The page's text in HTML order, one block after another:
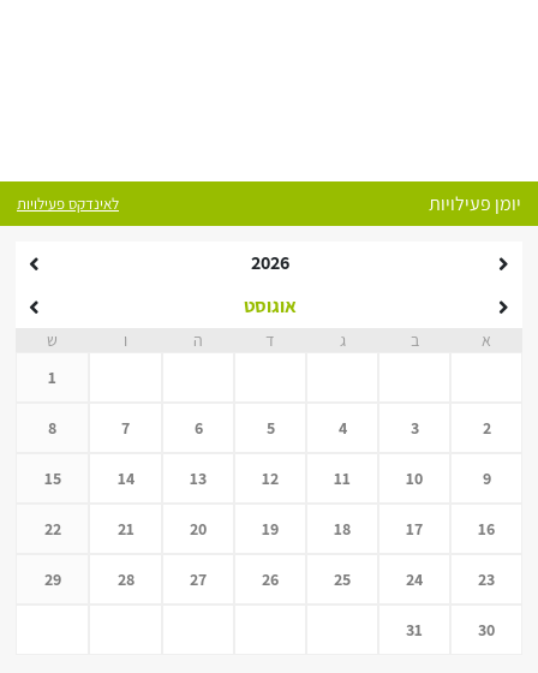
יומן פעילויות לאינדקס פעילויות
2026
אוגוסט
א ב ג ד ה ו
ש
1
2
3
4
5
6
7
8
9
10
11
12
13
14
15
16
17
18
19
20
21
22
23
24
25
26
27
28
29
30
31